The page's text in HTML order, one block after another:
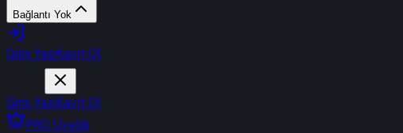
Bağlantı Yok
Giriş YapKayıt Ol
Giriş YapKayıt Ol
PRO Üyelik